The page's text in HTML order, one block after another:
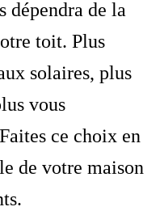
dépendra de la
toit. Plus
solaires, plus
vous
ce choix en
de votre maison